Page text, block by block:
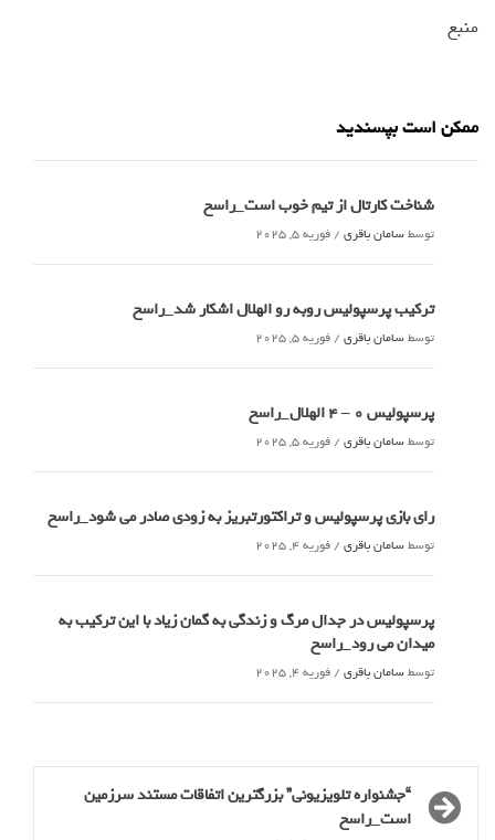
منبع
ممکن است بپسندید
شناخت کارتال از تیم خوب است_راسخ
توسطسامان باقری / فوریه 5, 2025
ترکیب پرسپولیس روبه رو الهلال اشکار شد_راسخ
توسطسامان باقری / فوریه 5, 2025
پرسپولیس 0 – ۴ الهلال_راسخ
توسطسامان باقری / فوریه 5, 2025
رای بازی پرسپولیس و تراکتورتبریز به زودی صادر می شود_راسخ
توسطسامان باقری / فوریه 4, 2025
پرسپولیس در جدال مرگ و زندگی به گمان زیاد با این ترکیب به
میدان می رود_راسخ
توسطسامان باقری / فوریه 4, 2025
“جشنواره تلویزیونی” بزرگترین اتفاقات مستند سرزمین
است_راسخ